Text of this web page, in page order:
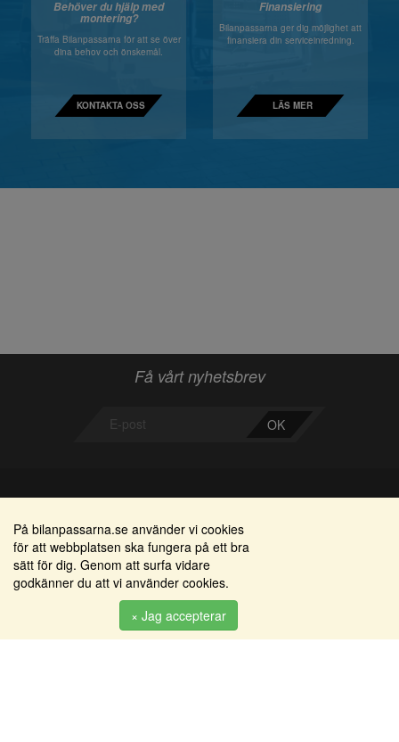
Behöver du hjälp med
montering?
Träffa Bilanpassarna för att se över
dina behov och önskemål.
KONTAKTA OSS
Finansiering
Bilanpassarna ger dig möjlighet att
finansiera din serviceinredning.
LÄS MER
Få vårt nyhetsbrev
OK
Bilanpassarna
Smedjegatan 22
352 46 Växjö
info@bilanpassarna.se
Områden
Alkomätare / alkolås
Elprodukter
Serviceinredningar
Tillbehörs artiklar
På bilanpassarna.se använder vi cookies
för att webbplatsen ska fungera på ett bra
sätt för dig. Genom att surfa vidare
godkänner du att vi använder cookies.
× Jag accepterar